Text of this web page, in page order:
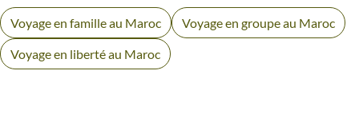
Voyage en famille au Maroc Voyage en groupe au Maroc
Voyage en liberté au Maroc